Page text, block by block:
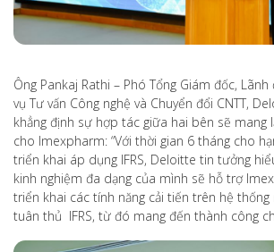
Ông Pankaj Rathi – Phó Tổng Giám đốc,
vụ Tư vấn Công nghệ và Chuyển đổi CNTT,
khẳng định sự hợp tác giữa hai bên sẽ mang
cho Imexpharm: “Với thời gian 6 tháng cho
triển khai áp dụng IFRS, Deloitte tin tưởng
kinh nghiệm đa dạng của mình sẽ hỗ trợ
triển khai các tính năng cải tiến trên hệ
tuân thủ IFRS, từ đó mang đến thành công